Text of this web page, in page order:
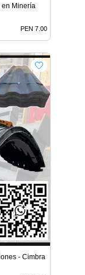
en Minería
PEN 7.00
- Cimbra